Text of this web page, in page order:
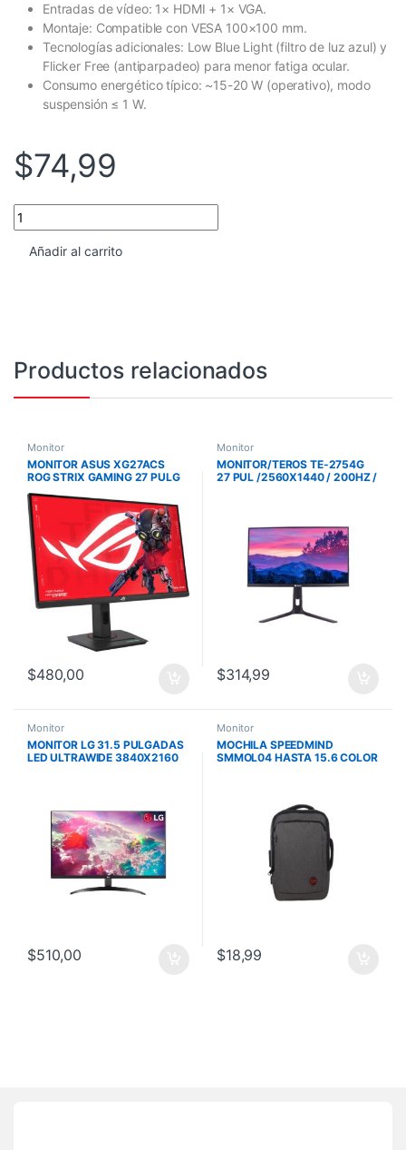
Entradas de vídeo: 1× HDMI + 1× VGA.
Montaje: Compatible con VESA 100×100 mm.
Tecnologías adicionales: Low Blue Light (filtro de luz azul) y
Flicker Free (antiparpadeo) para menor fatiga ocular.
Consumo energético típico: ~15-20 W (operativo), modo
suspensión ≤ 1 W.
$74,99
MONITOR TEROS TE-1915S 19.5 PULGADAS / 1600X900 / 5MS
Añadir al carrito
Productos relacionados
Monitor
MONITOR ASUS XG27ACS
ROG STRIX GAMING 27 PULG
/ 1ms / HDMI DP USB C
$480,00
Monitor
MONITOR/TEROS TE-2754G
27 PUL /2560X1440 / 200HZ /
$314,99
Monitor
MONITOR LG 31.5 PULGADAS
LED ULTRAWIDE 3840X2160
$510,00
Monitor
MOCHILA SPEEDMIND
SMMOL04 HASTA 15.6 COLOR
$18,99